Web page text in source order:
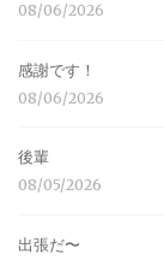
08/06/2026
感謝です！
08/06/2026
後輩
08/05/2026
出張だ〜